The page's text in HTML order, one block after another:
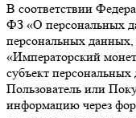
В соответствии
ФЗ «О персональных
персональных
«Императорский
субъект
Пользователь или
информацию через